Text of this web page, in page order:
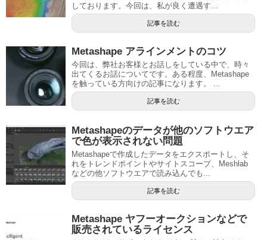
しております。今回は、私が良く遭遇す...
記事を読む
Metashape アラインメントのコツ
今回は、弊社お客様とお話しをしている中で、時々
出てくるお話についてです。ある程度、Metashape
を触っている方向けの記事になります。 ...
記事を読む
Metashapeのデータが他のソフトウエア
で色が表示されない問題
Metashapeで作成したデータをエクスポートし、そ
れをトレンドポイントやサイトスコープ、Meshlab
などの他ソフトウエアで読み込んでも...
記事を読む
Metashape ヤフーオークションなどで
販売されているライセンス